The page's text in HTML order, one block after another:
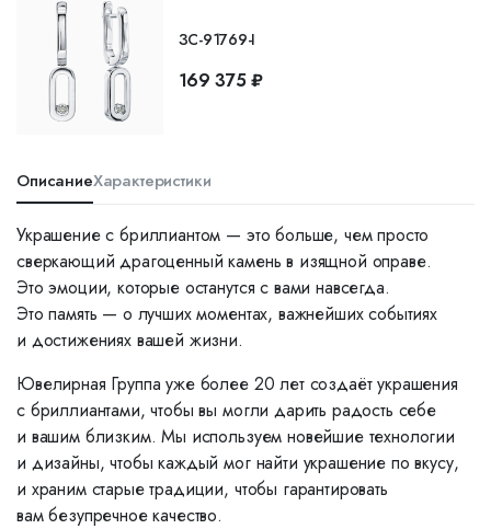
ЗС-91769-I
169 375 ₽
ОписаниеХарактеристики
Украшение с бриллиантом — это больше, чем просто
сверкающий драгоценный камень в изящной оправе.
Это эмоции, которые останутся с вами навсегда.
Это память — о лучших моментах, важнейших событиях
и достижениях вашей жизни.
Ювелирная Группа уже более 20 лет создаёт украшения
с бриллиантами, чтобы вы могли дарить радость себе
и вашим близким. Мы используем новейшие технологии
и дизайны, чтобы каждый мог найти украшение по вкусу,
и храним старые традиции, чтобы гарантировать
вам безупречное качество.